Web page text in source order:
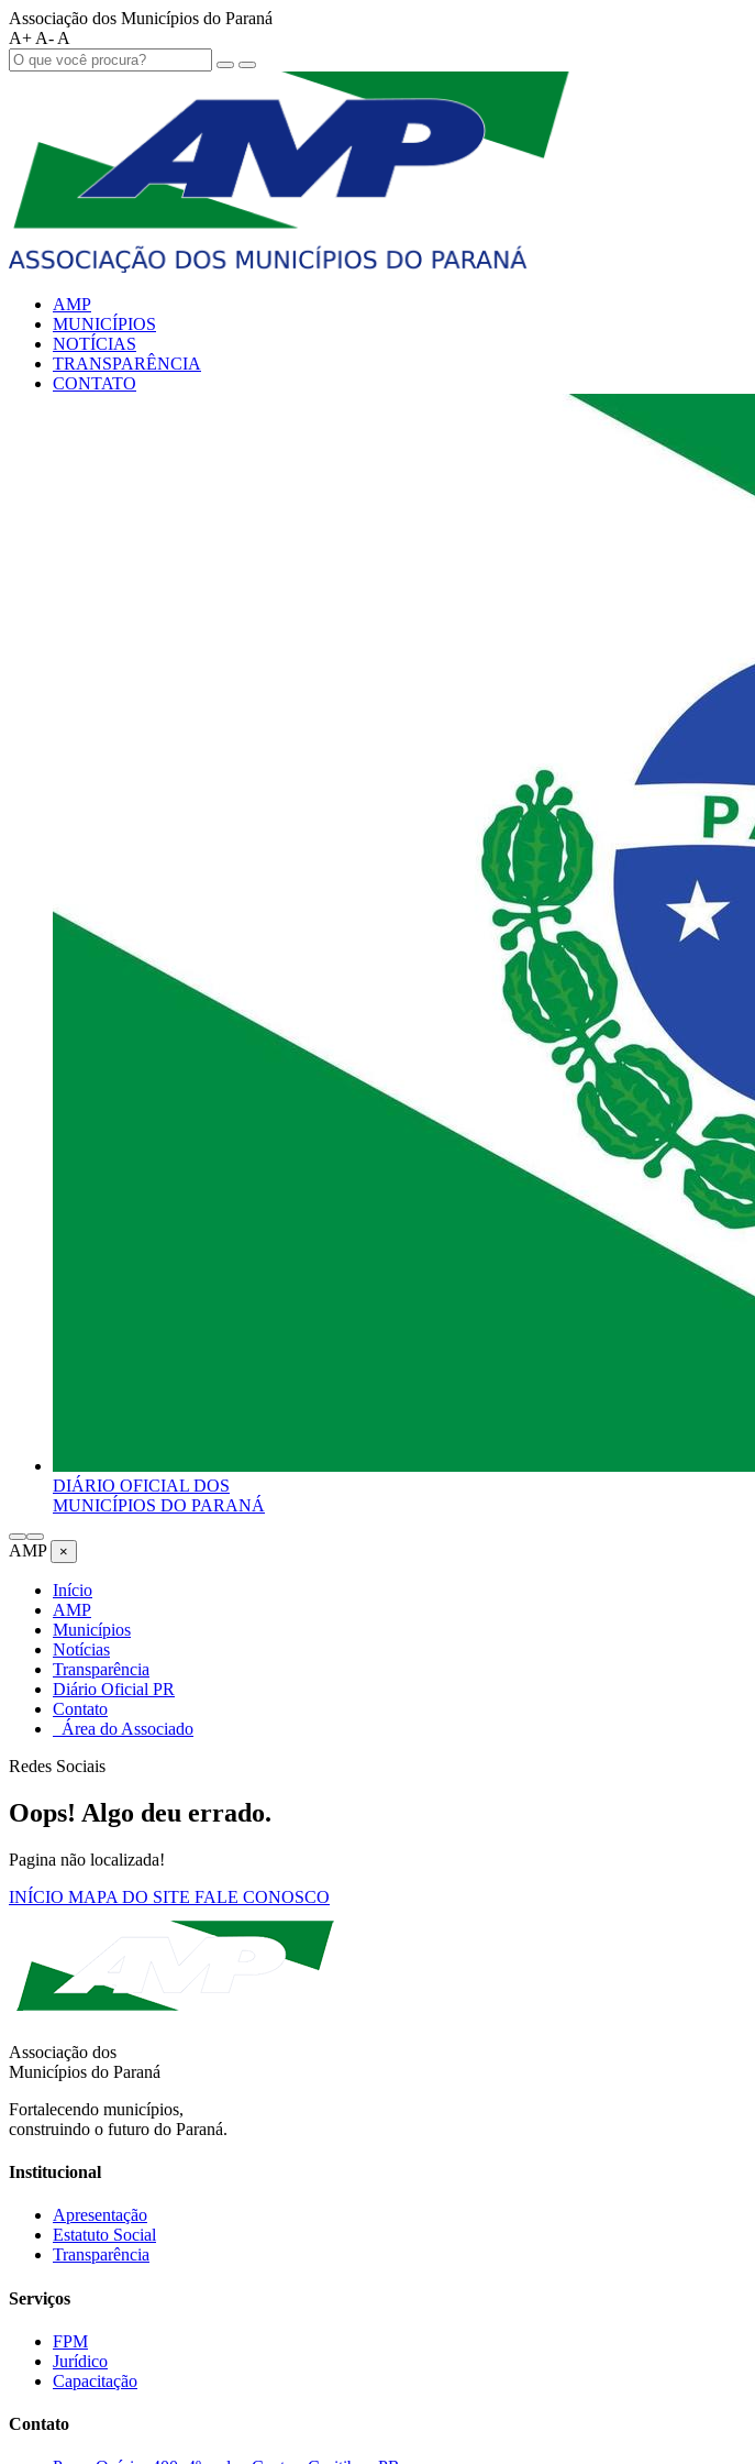
Associação dos Municípios do Paraná
A+ A- A
AMP
MUNICÍPIOS
NOTÍCIAS
TRANSPARÊNCIA
CONTATO
DIÁRIO OFICIAL DOS
MUNICÍPIOS DO PARANÁ
AMP ×
Início
AMP
Municípios
Notícias
Transparência
Diário Oficial PR
Contato
Área do Associado
Redes Sociais
Oops! Algo deu errado.
Pagina não localizada!
INÍCIO MAPA DO SITE FALE CONOSCO
Associação dos
Municípios do Paraná
Fortalecendo municípios,
construindo o futuro do Paraná.
Institucional
Apresentação
Estatuto Social
Transparência
Serviços
FPM
Jurídico
Capacitação
Contato